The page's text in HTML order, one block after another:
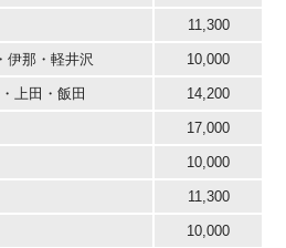
11,300
伊那・軽井沢 10,000
上田・飯田 14,200
17,000
10,000
11,300
10,000